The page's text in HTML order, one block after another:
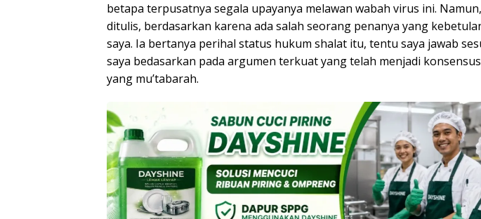
betapa terpusatnya segala upayanya melawan wabah virus ini.
ditulis, berdasarkan karena ada salah seorang penanya yang
saya. Ia bertanya perihal status hukum shalat itu, tentu saya jawab
saya bedasarkan pada argumen terkuat yang telah menjadi
yang mu’tabarah.